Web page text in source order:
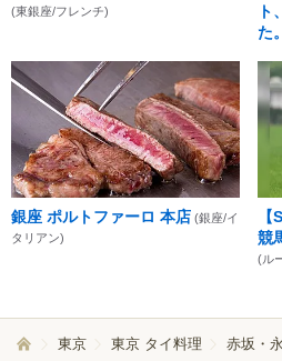
(東銀座/フレンチ)
ト
た。
銀座 ポルトファーロ 本店 (銀座/イ
タリアン)
競
(ル
東京 東京 タイ料理 赤坂・